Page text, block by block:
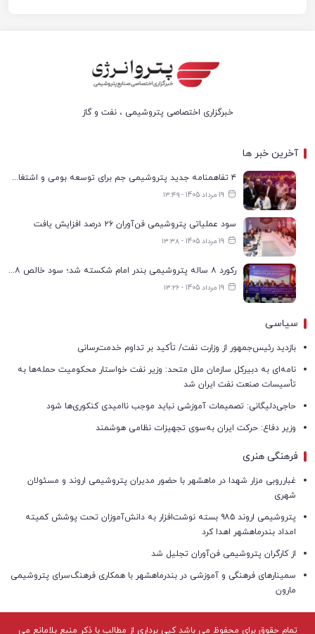
خبرگزاری اختصاصی پتروشیمی ، نفت و گاز
آخرین خبر ها
۴ تفاهمنامه جدید پتروشیمی جم برای توسعه بومی و اشتغال در بوشهر
19 مرداد 1405 - ۱۳:۴۹
سود عملیاتی پتروشیمی فن‌آوران ۲۶ درصد افزایش یافت
19 مرداد 1405 - ۱۳:۳۸
رکورد ۸ ساله پتروشیمی بندر امام شکسته شد؛ سود خالص ۱۶۸ درصد افزایش یافت
19 مرداد 1405 - ۱۳:۲۶
سیاسی
بازدید رئیس‌جمهور از وزارت نفت/ تأکید بر تداوم خدمت‌رسانی
نامه‌ای به دبیرکل سازمان ملل متحد: وزیر نفت خواستار محکومیت حمله‌ها به
تأسیسات صنعت نفت ایران شد
حاجی‌دلیگانی: تصمیمات آموزشی نباید موجب ناامیدی کنکوری‌ها شود
وزیر دفاع: حرکت ایران به‌سوی تجهیزات نظامی هوشمند
فرهنگی هنری
غبارروبی مزار شهدا در ماهشهر با حضور مدیران پتروشیمی اروند و مسئولان
شهری
پتروشیمی اروند ۹۸۵ بسته نوشت‌افزار به دانش‌آموزان تحت پوشش کمیته
امداد بندرماهشهر اهدا کرد
از کارگران پتروشیمی فن‌آوران تجلیل شد
سمینارهای فرهنگی و آموزشی در بندرماهشهر با همکاری فرهنگ‌سرای پتروشیمی
مارون
تمام حقوق برای محفوظ می باشد کپی برداری از مطالب با ذکر منبع بلامانع می